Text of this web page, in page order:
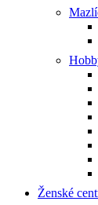
Ženské